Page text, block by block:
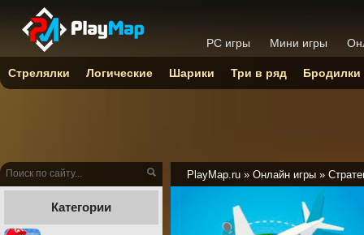
PlayMap.ru » Онлайн игры »
Категории
PC игры Мини игры
Стрелялки Логические Шарики Три в ряд Бродилки